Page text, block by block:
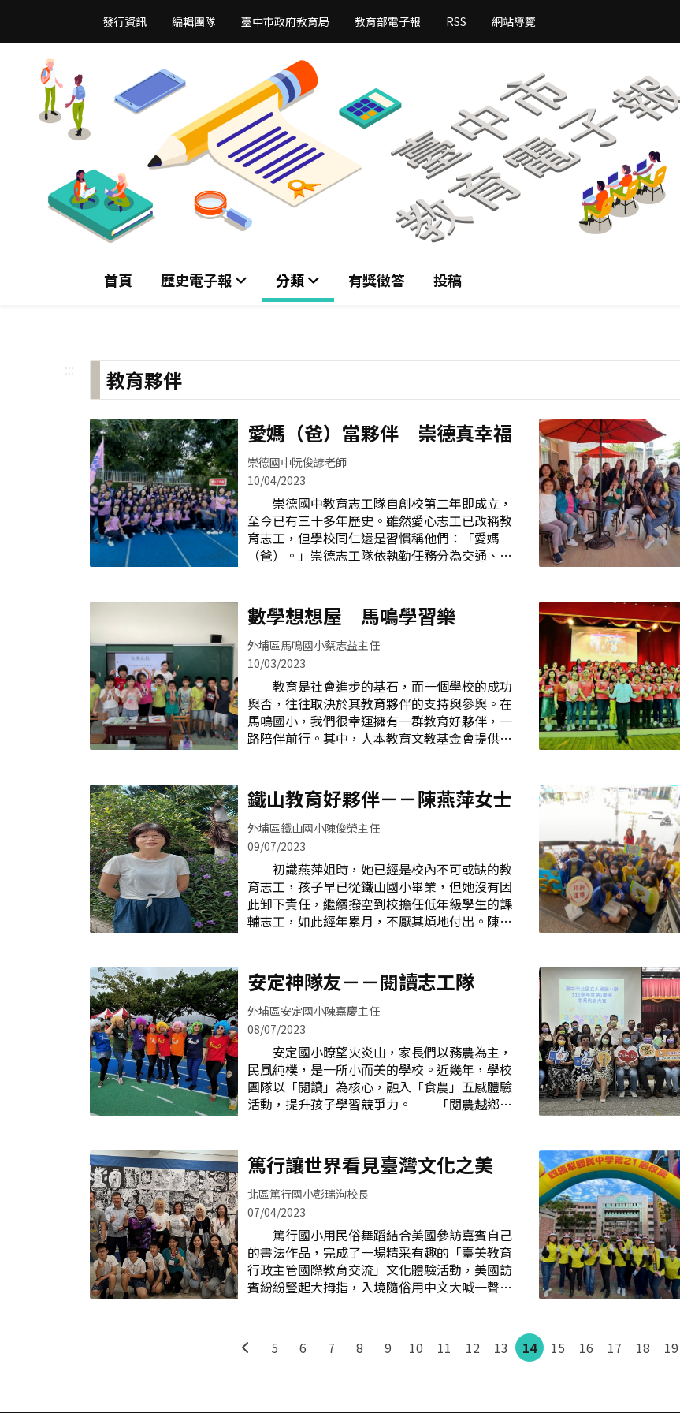
主
發行資訊 編輯團隊 臺中市政府教育局 教育部電子報 RSS 網站導覽
首頁 歷史電子報 分類 有獎徵答 投稿
:::
教育夥伴
愛媽（爸）當夥伴 崇德真幸福
崇德國中阮俊諺老師
10/04/2023
崇德國中教育志工隊自創校第二年即成立，
至今已有三十多年歷史。雖然愛心志工已改稱教
育志工，但學校同仁還是習慣稱他們：「愛媽
（爸）。」崇德志工隊依執勤任務分為交通、愛
上，車流量大，學生上放學常需與車爭道，險象
環生，幸好每天有交通組協助導護，讓學生安
心、家長放心。而學校目前近1300個學生，班級
數多，愛心輔導、資料處理、圖書管理組依職責
分工，協助學校推動業務，功不可沒。疫情肆虐
期間，疫苗施打、口罩與快篩試劑分裝發放，事
情又多又雜，幸虧有這些夥伴們協助才能順利完
成。輔導室長時間和愛媽（爸）們相處，發現崇
德志工有以下幾個特色。愛媽（爸）協助疫苗施
召開期初及期末會議，隊長與副隊長也會定期邀
請各組組長召開幹部會議。會議中除了討論會務
數學想想屋 馬鳴學習樂
外埔區馬鳴國小蔡志益主任
10/03/2023
教育是社會進步的基石，而一個學校的成功
與否，往往取決於其教育夥伴的支持與參與。在
馬鳴國小，我們很幸運擁有一群教育好夥伴，一
路陪伴前行。其中，人本教育文教基金會提供本
數學想想屋計畫的師資志工群須經過專業培訓，
並持有志工師資證書，他們不僅具有優秀的教學
能力，還對數學有著深厚的理解和熱愛，激發學
生的學習興趣，是此計畫的核心人物，也是關鍵
成功要素之一。 每週四下午的兩節課是數學
想想屋計畫的固定上課時間，課程使用的專屬教
材，是經過精心設計，豐富的數學內容，還融入
了趣味性和互動性，使學生能夠更容易理解和記
憶數學概念；教材多樣性也讓每位學生能夠按照
數學想想屋計畫的另一個優勢是以閱讀方式導入
基本數學概念，這種教學方法將抽象的數學概念
轉
鐵山教育好夥伴－－陳燕萍女士
外埔區鐵山國小陳俊榮主任
09/07/2023
初識燕萍姐時，她已經是校內不可或缺的教
育志工，孩子早已從鐵山國小畢業，但她沒有因
此卸下責任，繼續撥空到校擔任低年級學生的課
輔志工，如此經年累月，不厭其煩地付出。陳燕
理員，大家皆深知特殊生所需之專業面向極廣，
更遑論服務對象為幼生，不論在班級經營及教學
策略的調整，以及醫院醫師、物理治療師等特教
相關專業人員的協助支持，或是學校各處室行政
人員的配合，均需依學生需求做彈性調整。
燕萍姐擔任教助員的工作內容包羅萬象，例如：
入園物品擺放引導、晨間閱讀、體能活動、主題
學習、唐詩吟詠、用餐禮儀指導、餐畢牙齒清潔
協助、寢具鋪設及整理協助，皆可見其在旁輔佐
孩子注意書籍中出現的人物，並引導孩子認知部
分的指認，協助孩子敘述圖片內容，進而加長句
安定神隊友－－閱讀志工隊
外埔區安定國小陳嘉慶主任
08/07/2023
安定國小瞭望火炎山，家長們以務農為主，
民風純樸，是一所小而美的學校。近幾年，學校
團隊以「閱讀」為核心，融入「食農」五感體驗
活動，提升孩子學習競爭力。 「閱農越鄉樂
軍下，與老師們成為教育好夥伴，共同推展豐富
多元的閱讀課程及活動，讓孩子愛上閱讀。最佳
神隊友－－閱讀志工隊一、閱農篇 「閱讀」
是安定國小校訂課程核心，隨時閱讀、處處閱讀
是校園風景。閱讀志工們協助低年級晨讀活動，
為班級量身訂做早修閱讀課程；他們平日也是學
校圖書室－－奧茲國閱讀城堡的最佳管家，從協
助書籍借還、整理書櫃、打掃圖書室到維修書
籍，這些都是閱讀志工執勤工作的日常。此外，
喜閱樂學。志工協助書籍借閱流通志工在奧茲國
篤行讓世界看見臺灣文化之美
北區篤行國小彭瑞洵校長
07/04/2023
篤行國小用民俗舞蹈結合美國參訪嘉賓自己
的書法作品，完成了一場精采有趣的「臺美教育
行政主管國際教育交流」文化體驗活動，美國訪
賓紛紛豎起大拇指，入境隨俗用中文大喊一聲
冠，在這次由教育部委託國立中興大學辦理的
「臺美教育行政主管國際教育交流」中，特別參
政主管，包括華盛頓州教育廳副教育廳長 Dr.
5 6 7 8 9 10 11 12 13 14 15 16 17 18 19